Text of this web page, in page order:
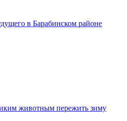
в Барабинском районе
животным пережить зиму